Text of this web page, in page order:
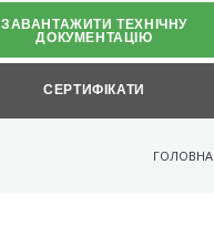
ЗАВАНТАЖИТИ ТЕХНІЧНУ
ДОКУМЕНТАЦІЮ
СЕРТИФІКАТИ
ГОЛОВНА